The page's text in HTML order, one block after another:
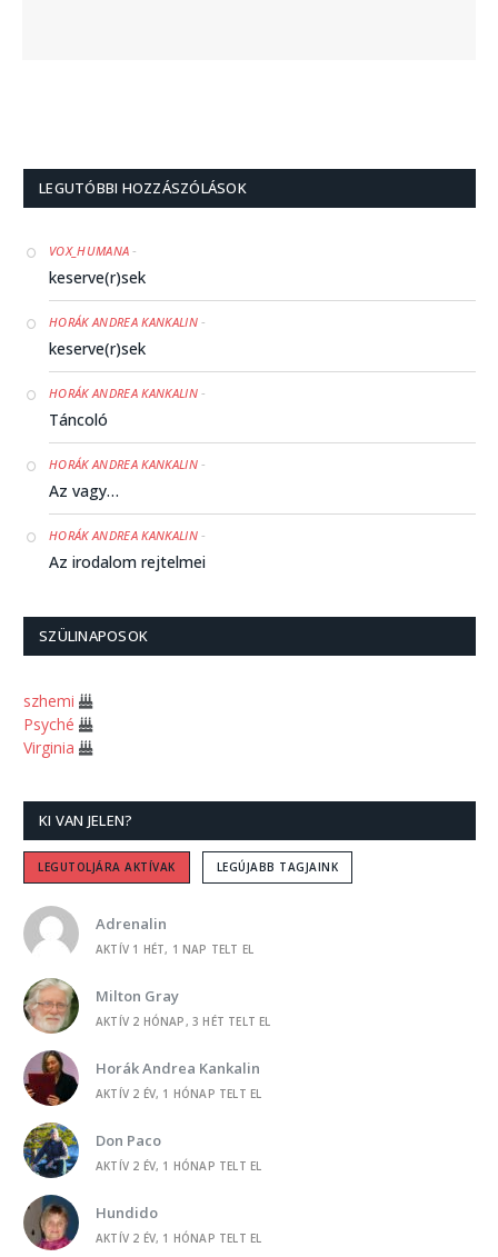
LEGUTÓBBI HOZZÁSZÓLÁSOK
VOX_HUMANA -
keserve(r)sek
HORÁK ANDREA KANKALIN-
keserve(r)sek
HORÁK ANDREA KANKALIN-
Táncoló
HORÁK ANDREA KANKALIN-
Az vagy…
HORÁK ANDREA KANKALIN-
Az irodalom rejtelmei
Árva Marci
Kétségek hexameterben
HORÁK ANDREA KANKALIN
SAILOR-
Hoztam egy szál ibolyát
Talán
Levendulák a szélben
HORÁK ANDREA KANKALIN
PC-élet
HORÁK ANDREA KANKALIN -
Árva Marci
HORÁK ANDREA KANKALIN-
A mi kertünk
NAPFENY-
SZÜLINAPOSOK
szhemi
Psyché
Virginia
KI VAN JELEN?
LEGUTOLJÁRA AKTÍVAK LEGÚJABB TAGJAINK
Adrenalin
AKTÍV 1 HÉT, 1 NAP TELT EL
Milton Gray
AKTÍV 2 HÓNAP, 3 HÉT TELT EL
Horák Andrea Kankalin
AKTÍV 2 ÉV, 1 HÓNAP TELT EL
Don Paco
AKTÍV 2 ÉV, 1 HÓNAP TELT EL
Hundido
AKTÍV 2 ÉV, 1 HÓNAP TELT EL